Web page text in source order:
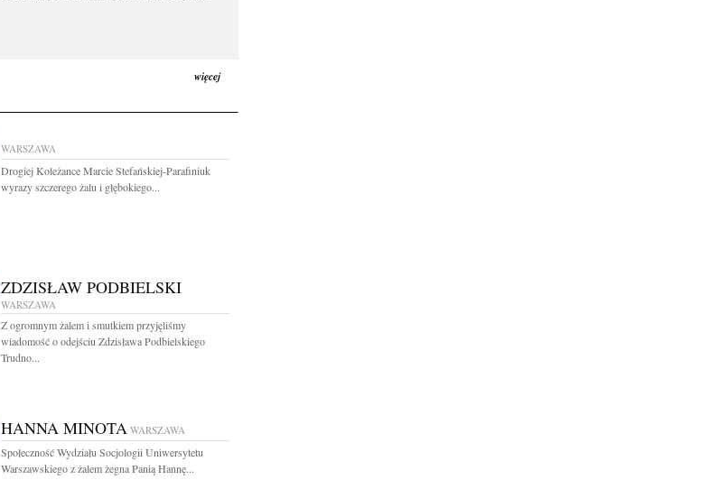
więcej
WARSZAWA
Drogiej Koleżance Marcie Stefańskiej-Parafiniuk
wyrazy szczerego żalu i głębokiego...
ZDZISŁAW PODBIELSKI
WARSZAWA
Z ogromnym żalem i smutkiem przyjęliśmy
wiadomość o odejściu Zdzisława Podbielskiego
Trudno...
HANNA MINOTA WARSZAWA
Społeczność Wydziału Socjologii Uniwersytetu
Warszawskiego z żalem żegna Panią Hannę...